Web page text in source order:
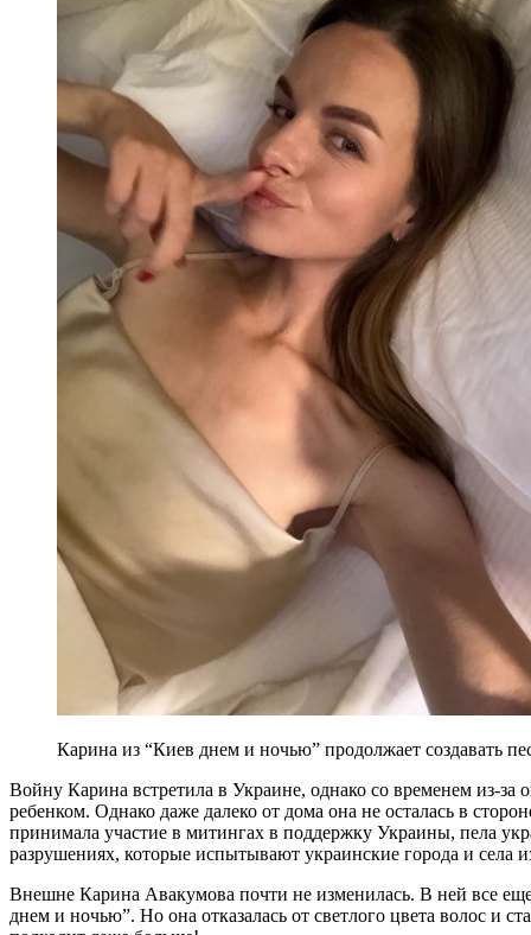
Карина из “Киев днем и ночью” продолжает создавать
Войну Карина встретила в Украине, однако со временем из-за
ребенком. Однако даже далеко от дома она не осталась в
принимала участие в митингах в поддержку Украины, пела
разрушениях, которые испытывают украинские города и села
Внешне Карина Авакумова почти не изменилась. В ней все
днем и ночью”. Но она отказалась от светлого цвета волос и